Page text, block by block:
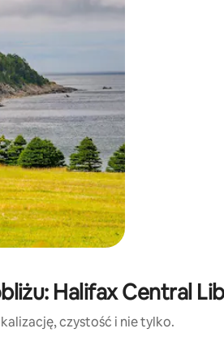
Halifax Central
czystość i nie tylko.